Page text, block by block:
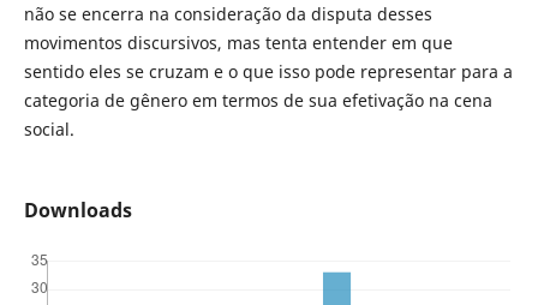
não se encerra na consideração da disputa desses
movimentos discursivos, mas tenta entender em que
sentido eles se cruzam e o que isso pode representar para a
categoria de gênero em termos de sua efetivação na cena
social.
Downloads